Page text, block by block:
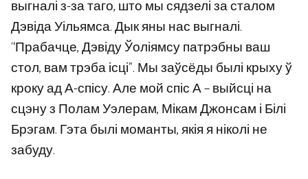
выгналі з-за таго, што мы сядзелі за сталом
Дэвіда Уільямса. Дык яны нас выгналі.
“Прабачце, Дэвіду Ўоліямсу патрэбны ваш
стол, вам трэба ісці”. Мы заўсёды былі крыху ў
кроку ад А-спісу. Але мой спіс А – выйсці на
сцэну з Полам Уэлерам, Мікам Джонсам і Білі
Брэгам. Гэта былі моманты, якія я ніколі не
забуду.